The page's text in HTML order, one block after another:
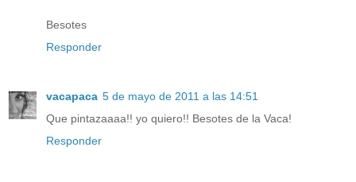
Besotes
Responder
vacapaca 5 de mayo de 2011 a las 14:51
Que pintazaaaa!! yo quiero!! Besotes de la Vaca!
Responder